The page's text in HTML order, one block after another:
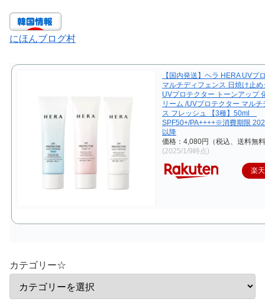
にほんブログ村
【国内発送】ヘラ HERA UVプ
マルチディフェンス 日焼け止め
UVプロテクター トーンアップ
リーム /UVプロテクター マルチ
ス フレッシュ 【3種】50ml
SPF50+/PA++++※消費期限
以降
価格：4,080円（税込、送料無
(2025/1/9時点)
楽
カテゴリー☆